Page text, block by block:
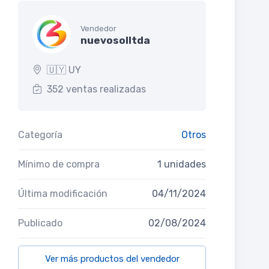
Vendedor
nuevosolltda
🇺🇾 UY
352 ventas realizadas
Categoría Otros
Mínimo de compra 1 unidades
Última modificación 04/11/2024
Publicado 02/08/2024
Ver más productos del vendedor